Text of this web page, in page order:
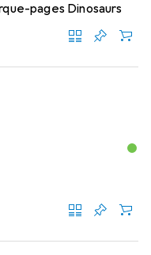
pages Dinosaurs